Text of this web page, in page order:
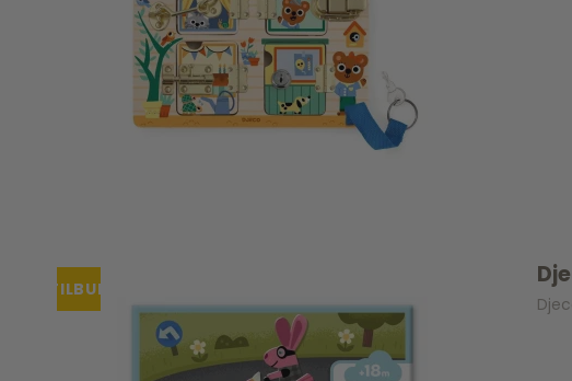
TILBUD